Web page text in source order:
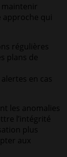
maintenir
approche qui
régulières
plans de
en cas
les anomalies
l’intégrité
plus
aux